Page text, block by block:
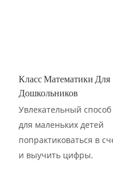
Класс Математики Для
Дошкольников
Увлекательный способ
для маленьких детей
попрактиковаться в
и выучить цифры.